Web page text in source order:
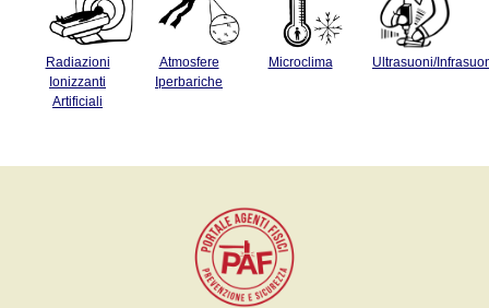
Radiazioni
Ionizzanti
Artificiali
Atmosfere
Iperbariche
Microclima Ultrasuoni/